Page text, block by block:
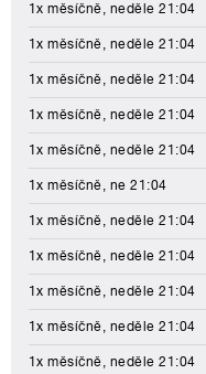
1x měsíčně, neděle 21:04
1x měsíčně, neděle 21:04
1x měsíčně, neděle 21:04
1x měsíčně, neděle 21:04
1x měsíčně, neděle 21:04
1x měsíčně, ne 21:04
1x měsíčně, neděle 21:04
1x měsíčně, neděle 21:04
1x měsíčně, neděle 21:04
1x měsíčně, neděle 21:04
1x měsíčně, neděle 21:04